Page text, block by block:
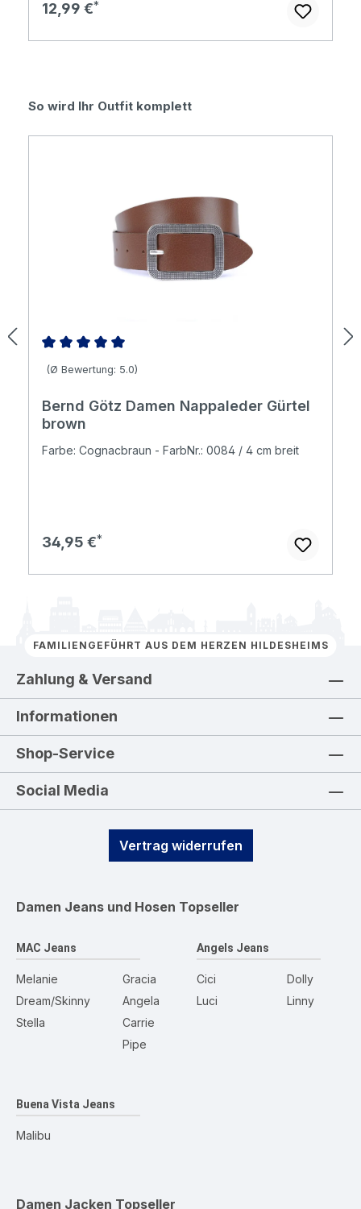
Regulärer Preis:
12,99 €
Produktgalerie überspringen
So wird Ihr Outfit komplett
Durchschnittliche Bewertung von 5 von 5 Sternen
(Ø Bewertung: 5.0)
Bernd Götz Damen Nappaleder Gürtel
brown
Farbe: Cognacbraun - FarbNr.: 0084 / 4 cm breit
Regulärer Preis:
34,95 €
FAMILIENGEFÜHRT AUS DEM HERZEN HILDESHEIMS
Zahlung & Versand
Informationen
Shop-Service
Social Media
Vertrag widerrufen
Damen Jeans und Hosen Topseller
MAC Jeans
Melanie
Dream/Skinny
Stella
Gracia
Angela
Carrie
Pipe
Angels Jeans
Cici
Luci
Dolly
Linny
Buena Vista Jeans
Malibu
Damen Jacken Topseller